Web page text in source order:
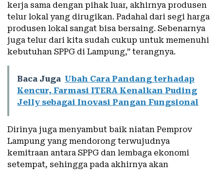
kerja sama dengan pihak luar, akhirnya produsen
telur lokal yang dirugikan. Padahal dari segi harga
produsen lokal sangat bisa bersaing. Sebenarnya
juga telur dari kita sudah cukup untuk memenuhi
kebutuhan SPPG di Lampung,” terangnya.
Baca Juga Ubah Cara Pandang terhadap
Kencur, Farmasi ITERA Kenalkan Puding
Jelly sebagai Inovasi Pangan Fungsional
Dirinya juga menyambut baik niatan Pemprov
Lampung yang mendorong terwujudnya
kemitraan antara SPPG dan lembaga ekonomi
setempat, sehingga pada akhirnya akan